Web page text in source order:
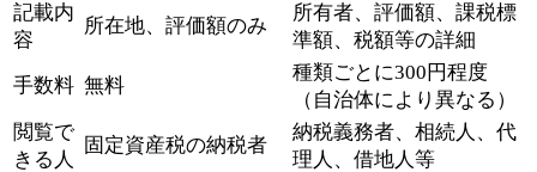
記載内
容
所在地、評価額のみ
所有者、評価額、課税標
準額、税額等の詳細
手数料 無料
種類ごとに300円程度
（自治体により異なる）
閲覧で
きる人
固定資産税の納税者
納税義務者、相続人、代
理人、借地人等